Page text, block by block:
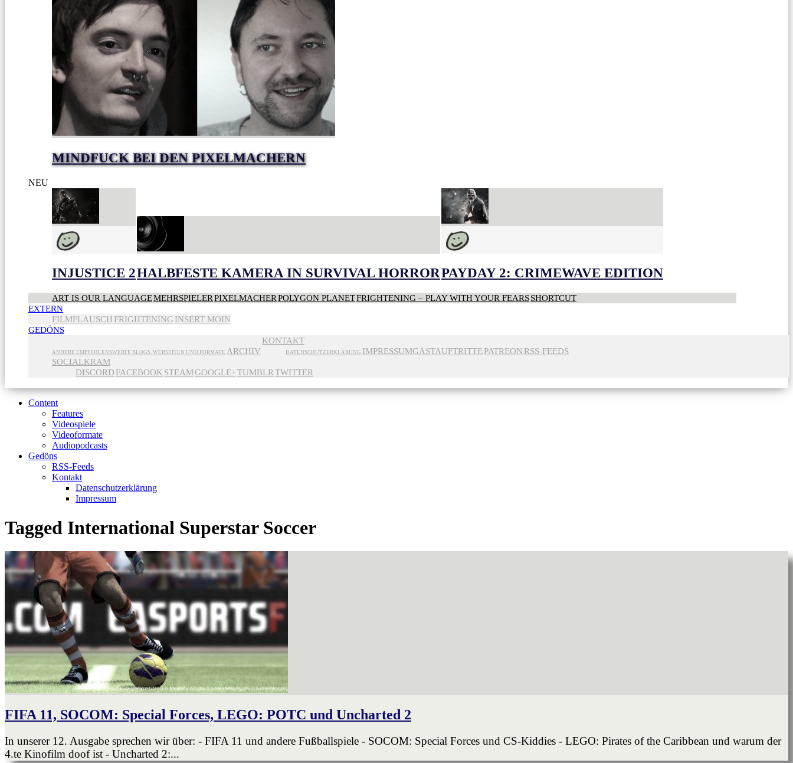
MINDFUCK BEI DEN PIXELMACHERN
NEU
INJUSTICE 2HALBFESTE KAMERA IN SURVIVAL HORRORPAYDAY 2: CRIMEWAVE EDITION
ART IS OUR LANGUAGEMEHRSPIELERPIXELMACHERPOLYGON PLANETFRIGHTENING – PLAY WITH YOUR FEARSSHORTCUT
EXTERN
FILMFLAUSCH FRIGHTENING INSERT MOIN
GEDÖNS
ANDERE EMPFEHLENSWERTE BLOGS, WEBSEITEN UND FORMATE ARCHIV
KONTAKT
DATENSCHUTZERKLÄRUNG IMPRESSUMGASTAUFTRITTEPATREON RSS-FEEDS
SOCIALKRAM
DISCORD FACEBOOK STEAMGOOGLE+TUMBLRTWITTER
Content
Features
Videospiele
Videoformate
Audiopodcasts
Gedöns
RSS-Feeds
Kontakt
Datenschutzerklärung
Impressum
Tagged International Superstar Soccer
FIFA 11, SOCOM: Special Forces, LEGO: POTC und Uncharted 2
In unserer 12. Ausgabe sprechen wir über: - FIFA 11 und andere Fußballspiele - SOCOM: Special Forces und CS-Kiddies - LEGO: Pirates of the Caribbean und warum der
4.te Kinofilm doof ist - Uncharted 2:...